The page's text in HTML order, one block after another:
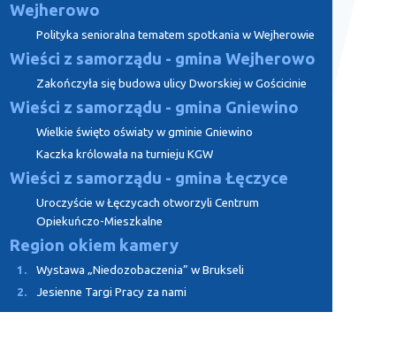
Wejherowo
Polityka senioralna tematem spotkania w Wejherowie
Wieści z samorządu - gmina Wejherowo
Zakończyła się budowa ulicy Dworskiej w Gościcinie
Wieści z samorządu - gmina Gniewino
Wielkie święto oświaty w gminie Gniewino
Kaczka królowała na turnieju KGW
Wieści z samorządu - gmina Łęczyce
Uroczyście w Łęczycach otworzyli Centrum
Opiekuńczo-Mieszkalne
Region okiem kamery
1.
Wystawa „Niedozobaczenia” w Brukseli
2.
Jesienne Targi Pracy za nami